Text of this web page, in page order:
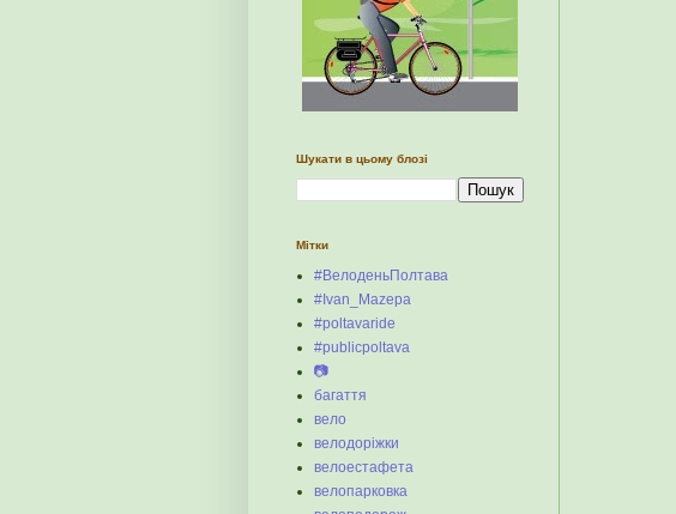
Шукати в цьому блозі
Мітки
#ВелоденьПолтава
#Ivan_Mazepa
#poltavaride
#publicpoltava
📷
багаття
вело
велодоріжки
велоестафета
велопарковка